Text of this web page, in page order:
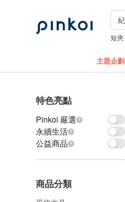
短夾
主題企劃
特色亮點
Pinkoi 嚴選
永續生活
公益商品
商品分類